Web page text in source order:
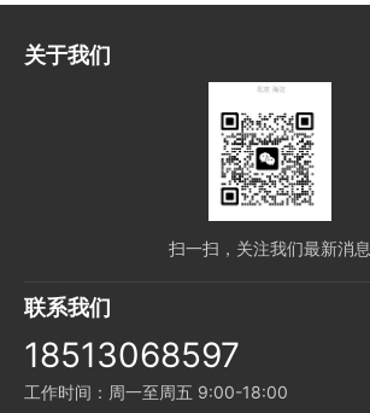
关于我们
扫一扫，关注我们最新消息
联系我们
18513068597
工作时间：周一至周五 9:00-18:00